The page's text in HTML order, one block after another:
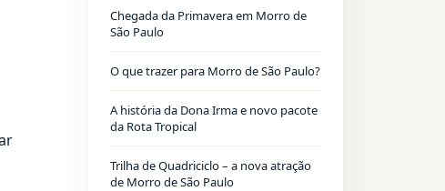
Chegada da Primavera em Morro de
São Paulo
O que trazer para Morro de São Paulo?
A história da Dona Irma e novo pacote
da Rota Tropical
Trilha de Quadriciclo – a nova atração
de Morro de São Paulo